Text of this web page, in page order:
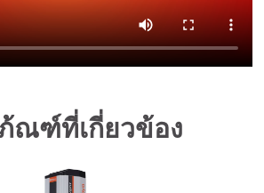
ณฑ์ที่เกี่ยวข้อง